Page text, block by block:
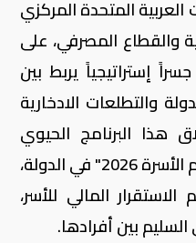
المتحدة المركزي
والقطاع المصرفي، على
إستراتيجياً يربط بين
والتطلعات الادخارية
هذا البرنامج الحيوي
يتماشى مع مستهدفات "عام الأسرة 2026" في الدولة،
المالي للأسر،
بين أفرادها.